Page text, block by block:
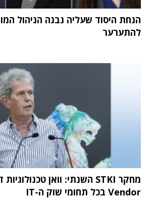
הנחת היסוד שעליה נבנה הניהול
להתערער
Vendor בכל תחומי שוק ה-IT